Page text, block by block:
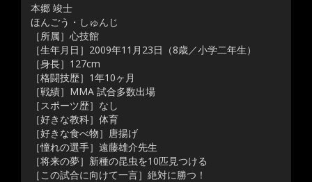
本郷 竣士
ほんごう・しゅんじ
［所属］心技館
［生年月日］2009年11月23日（8歳／小学二年生）
［身長］127cm
［格闘技歴］1年10ヶ月
［戦績］MMA 試合多数出場
［スポーツ歴］なし
［好きな教科］体育
［好きな食べ物］唐揚げ
［憧れの選手］遠藤雄介先生
［将来の夢］新種の昆虫を10匹見つける
［この試合に向けて一言］絶対に勝つ！